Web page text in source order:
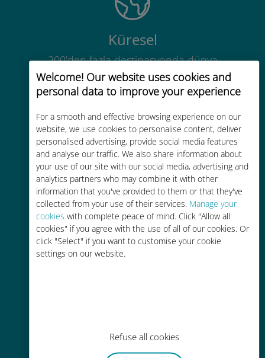
Welcome! Our website uses cookies and
personal data to improve your experience
For a smooth and effective browsing experience on our
website, we use cookies to personalise content, deliver
personalised advertising, provide social media features
and analyse our traffic. We also share information about
your use of our site with our social media, advertising and
analytics partners who may combine it with other
information that you've provided to them or that they've
collected from your use of their services. Manage your
cookies with complete peace of mind. Click "Allow all
cookies" if you agree with the use of all of our cookies. Or
click "Select" if you want to customise your cookie
settings on our website.
Refuse all cookies
Küresel
200'den fazla destinasyonda dünya
çapında yüksek kaliteli hücresel
bağlantı
Uygun maliyetli
Mevcut operatörünüzle dolaşım
ücretlerinden %90'a kadar daha
ucuz
yerde, Wi-Fi veya kalan veri
olmadan bile